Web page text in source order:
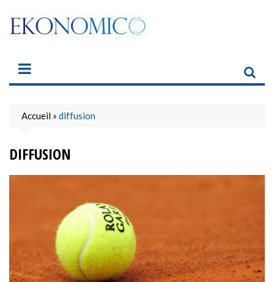
content
Accueil » diffusion
DIFFUSION